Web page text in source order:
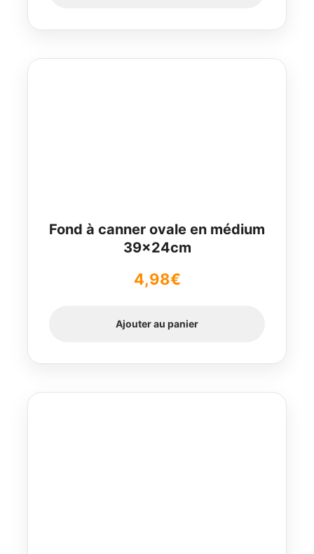
Fond à canner ovale en médium
39x24cm
4,98€
Ajouter au panier